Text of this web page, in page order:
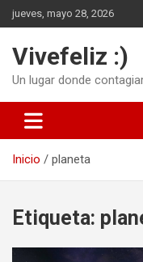
Saltar
al
jueves, mayo 28, 2026
Vivefeliz :)
Un lugar donde
Inicio planeta
Etiqueta: